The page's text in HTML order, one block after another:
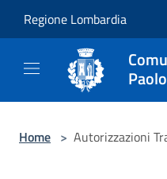
Regione Lombardia
Paolo
Home > Autorizzazioni